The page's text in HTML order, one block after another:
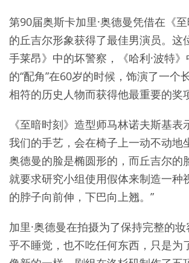
第90届奥斯卡加里·奥德曼凭借在《
的丘吉尔形象获得了最佳男演员。这
手莱昂》中的坏警察，《哈利·波特
的“配角”在60岁的时候，饰演了一个
相符的历史人物而获得他最重要的奖
《至暗时刻》造型师马林诺夫斯基表
我们的手艺，会在椅子上一动不动地
奥德曼的脸是椭圆形的，而丘吉尔的
就要求研究小组使用假体来制造一种
的脖子向前伸，下巴向上翘。”
加里·奥德曼在拍摄为了保持完整的
乎不睡觉，也不吃任何东西，只是为